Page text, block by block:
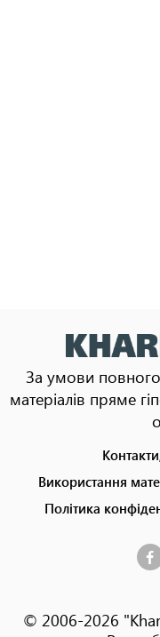
За умови
матеріалів пряме
menuВикористання
Політика
© 2006-2026